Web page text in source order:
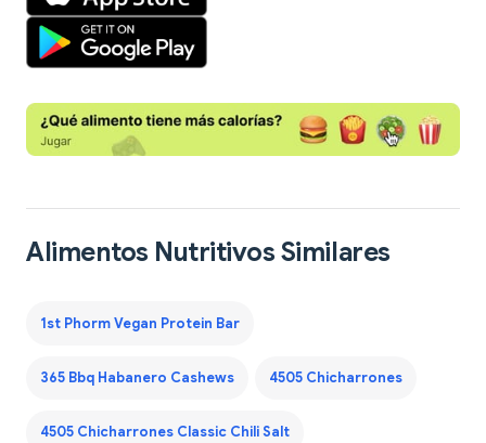
Alimentos Nutritivos Similares
1st Phorm Vegan Protein Bar
365 Bbq Habanero Cashews 4505 Chicharrones
4505 Chicharrones Classic Chili Salt